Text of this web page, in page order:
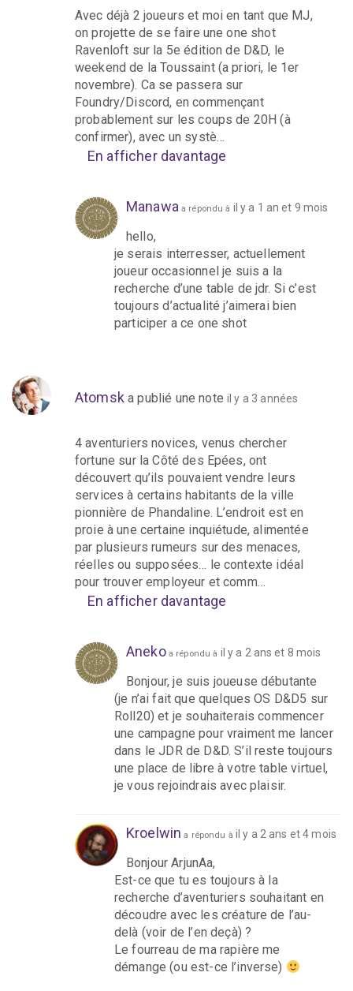
Avec déjà 2 joueurs et moi en tant que MJ,
on projette de se faire une one shot
Ravenloft sur la 5e édition de D&D, le
weekend de la Toussaint (a priori, le 1er
novembre). Ca se passera sur
Foundry/Discord, en commençant
probablement sur les coups de 20H (à
confirmer), avec un systè…
En afficher davantage
Manawaa répondu à il y a 1 an et 9 mois
hello,
je serais interresser, actuellement
joueur occasionnel je suis a la
recherche d’une table de jdr. Si c’est
toujours d’actualité j’aimerai bien
participer a ce one shot
Atomska publié une noteil y a 3 années
4 aventuriers novices, venus chercher
fortune sur la Côté des Epées, ont
découvert qu’ils pouvaient vendre leurs
services à certains habitants de la ville
pionnière de Phandaline. L’endroit est en
proie à une certaine inquiétude, alimentée
par plusieurs rumeurs sur des menaces,
réelles ou supposées… le contexte idéal
pour trouver employeur et comm…
En afficher davantage
Anekoa répondu à il y a 2 ans et 8 mois
Bonjour, je suis joueuse débutante
(je n’ai fait que quelques OS D&D5 sur
Roll20) et je souhaiterais commencer
une campagne pour vraiment me lancer
dans le JDR de D&D. S’il reste toujours
une place de libre à votre table virtuel,
je vous rejoindrais avec plaisir.
Kroelwin a répondu à il y a 2 ans et 4 mois
Bonjour ArjunAa,
Est-ce que tu es toujours à la
recherche d’aventuriers souhaitant en
découdre avec les créature de l’au-
delà (voir de l’en deçà) ?
Le fourreau de ma rapière me
démange (ou est-ce l’inverse)